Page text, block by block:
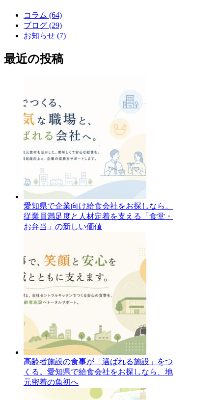
コラム (64)
ブログ (29)
お知らせ (7)
最近の投稿
愛知県で企業向け給食会社をお探しなら。
従業員満足度と人材定着を支える「食堂・
お弁当」の新しい価値
高齢者施設の食事が「選ばれる施設」をつ
くる。愛知県で給食会社をお探しなら、地
元密着の魚初へ